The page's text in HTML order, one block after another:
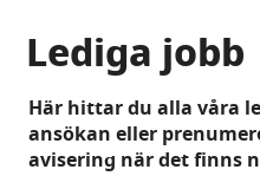
Lediga jobb
Här hittar du alla våra
ansökan eller
avisering när det finns